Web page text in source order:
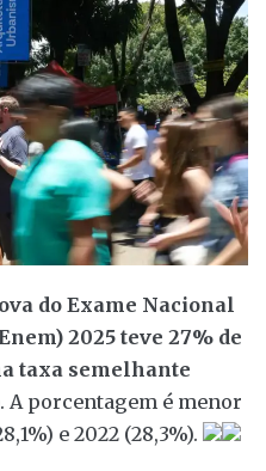
do Exame Nacional
2025 teve 27% de
taxa semelhante
. A porcentagem é menor
e 2022 (28,3%).